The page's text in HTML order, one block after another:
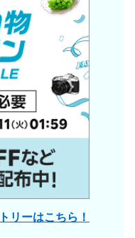
リーはこちら！